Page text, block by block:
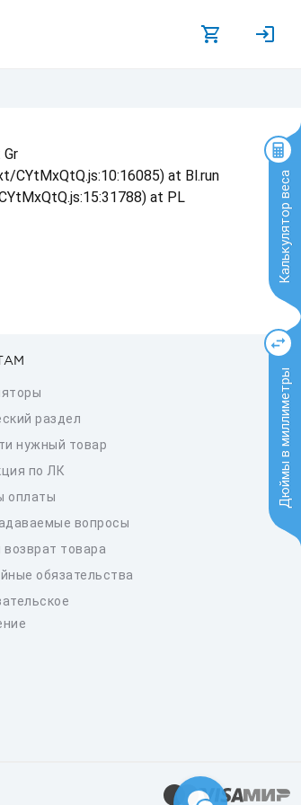
Калькулятор веса
Дюймы в миллиметры
at Bl.run
at PL
раздел
нужный товар
по ЛК
оплаты
вопросы
товара
обязательства